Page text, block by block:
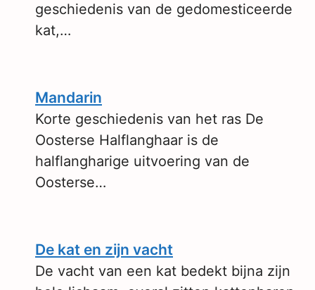
geschiedenis van de gedomesticeerde
kat,…
Mandarin
Korte geschiedenis van het ras De
Oosterse Halflanghaar is de
halflangharige uitvoering van de
Oosterse…
De kat en zijn vacht
De vacht van een kat bedekt bijna zijn